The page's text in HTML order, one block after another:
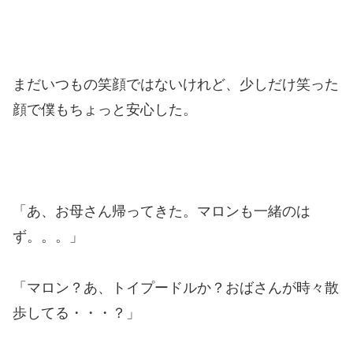
まだいつもの笑顔ではないけれど、少しだけ笑った
顔で僕もちょっと安心した。
「あ、お母さん帰ってきた。マロンも一緒のは
ず。。。」
「マロン？あ、トイプードルか？おばさんが時々散
歩してる・・・？」